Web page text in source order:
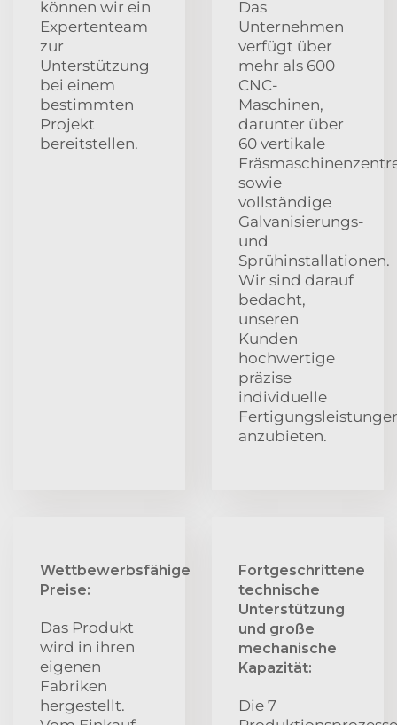
können wir ein
Expertenteam
zur
Unterstützung
bei einem
bestimmten
Projekt
bereitstellen.
Das
Unternehmen
verfügt über
mehr als 600
CNC-
Maschinen,
darunter über
60 vertikale
sowie
vollständige
Galvanisierungs-
und
Sprühinstallationen.
Wir sind darauf
bedacht,
unseren
Kunden
hochwertige
präzise
individuelle
anzubieten.
Wettbewerbsfähige
Preise:
Das Produkt
wird in ihren
eigenen
Fabriken
hergestellt.
Fortgeschrittene
technische
Unterstützung
und große
mechanische
Kapazität:
Die 7